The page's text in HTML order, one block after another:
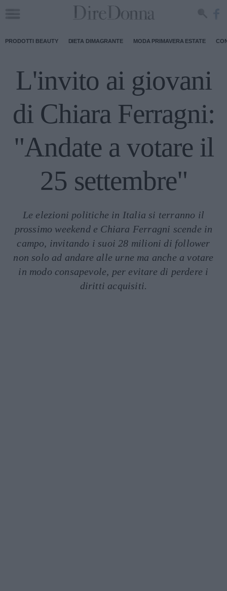
PRODOTTI BEAUTY DIETA DIMAGRANTE MODA PRIMAVERA ESTATE
L'invito ai giovani
di Chiara Ferragni:
"Andate a votare il
25 settembre"
Le elezioni politiche in Italia si terranno il
prossimo weekend e Chiara Ferragni scende in
campo, invitando i suoi 28 milioni di follower
non solo ad andare alle urne ma anche a votare
in modo consapevole, per evitare di perdere i
diritti acquisiti.